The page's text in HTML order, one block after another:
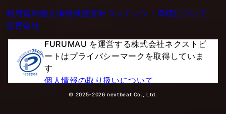
利用規約個人情報保護方針コンテンツ・商標について
運営会社
FURUMAU を運営する株式会社ネクストビ
ートはプライバシーマークを取得していま
す
個人情報の取り扱いについて
© 2025-2026 nextbeat Co., Ltd.